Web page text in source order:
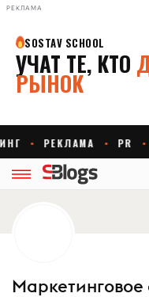
РЕКЛАМА
Маркетинговое